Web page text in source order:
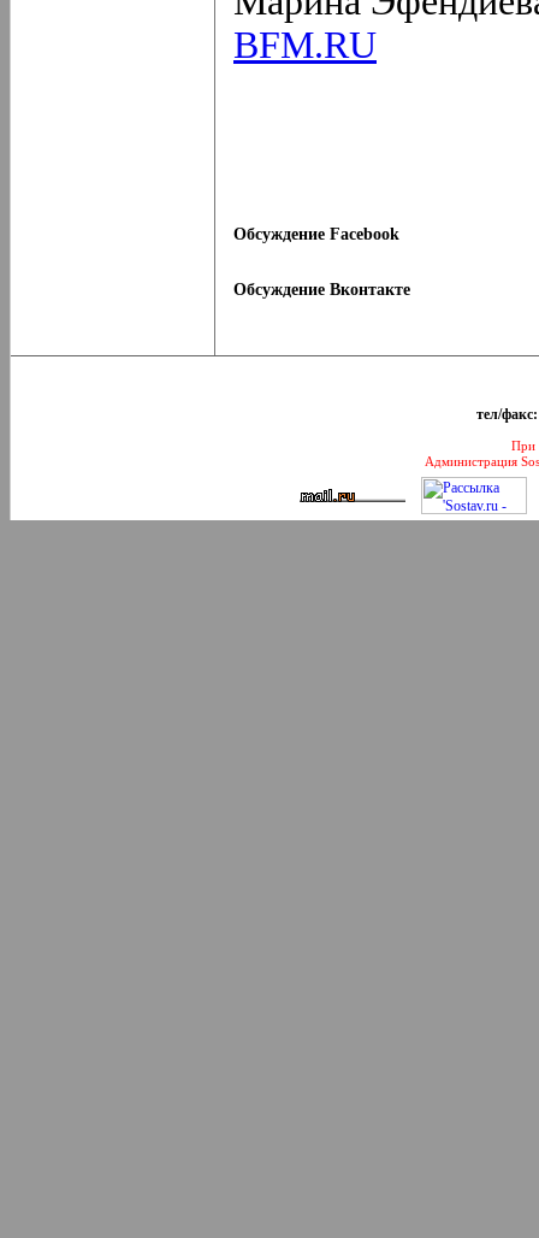
BFM.RU
Обсуждение Facebook
Обсуждение Вконтакте
тел/факс:
При
Администрация